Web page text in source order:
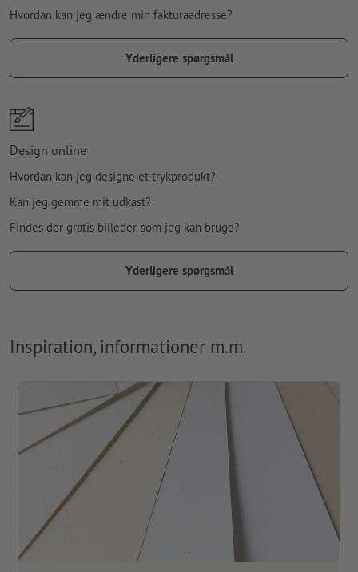
Hvordan kan jeg ændre min fakturaadresse?
Yderligere spørgsmål
Design online
Hvordan kan jeg designe et trykprodukt?
Kan jeg gemme mit udkast?
Findes der gratis billeder, som jeg kan bruge?
Yderligere spørgsmål
Inspiration, informationer m.m.